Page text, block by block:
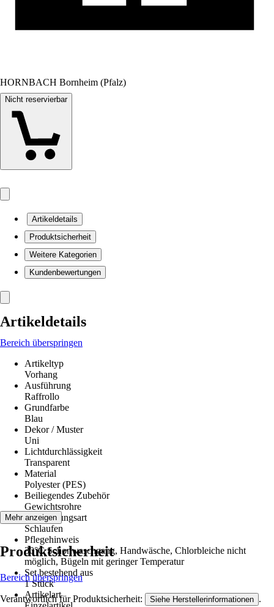
HORNBACH Bornheim (Pfalz)
Nicht reservierbar
Artikeldetails
Produktsicherheit
Weitere Kategorien
Kundenbewertungen
Artikeldetails
Bereich überspringen
Artikeltyp
Vorhang
Ausführung
Raffrollo
Grundfarbe
Blau
Dekor / Muster
Uni
Lichtdurchlässigkeit
Transparent
Material
Polyester (PES)
Beiliegendes Zubehör
Gewichtsrohre​
Aufhängungsart
Schlaufen
Pflegehinweis
30°C Schonwaschgang, Handwäsche, Chlorbleiche nicht
möglich, Bügeln mit geringer Temperatur
Set bestehend aus
1 Stück
Artikelart
Mehr anzeigen
Produktsicherheit
Bereich überspringen
Verantwortlich für Produktsicherheit: Siehe Herstellerinformationen .